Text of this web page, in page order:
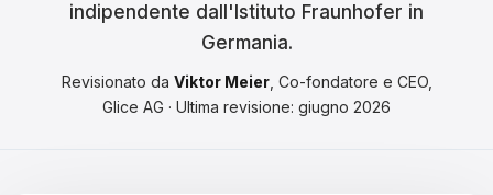
Čeština
Magyar
Hrvatski
indipendente dall'Istituto Fraunhofer in
Germania.
Revisionato da Viktor Meier, Co-fondatore e CEO,
Glice AG · Ultima revisione: giugno 2026